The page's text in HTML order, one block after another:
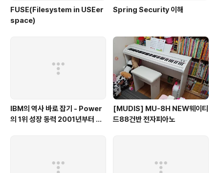
FUSE(Filesystem in USEer
space)
Spring Security 이해
IBM의 역사 바로 잡기 - Power
의 1위 성장 동력 2001년부터 가
[MUDIS] MU-8H NEW웨이티
드88건반 전자피아노